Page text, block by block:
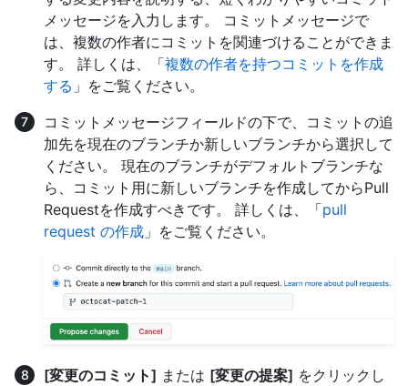
メッセージを入力します。 コミットメッセージで
は、複数の作者にコミットを関連づけることができま
す。 詳しくは、「複数の作者を持つコミットを作成
する 」をご覧ください。
コミットメッセージフィールドの下で、コミットの追
加先を現在のブランチか新しいブランチから選択して
ください。 現在のブランチがデフォルトブランチな
ら、コミット用に新しいブランチを作成してからPull
Requestを作成すべきです。 詳しくは、「pull
request の作成 」をご覧ください。
[変更のコミット] または [変更の提案] をクリックし